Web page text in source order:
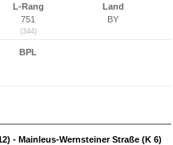
L-Rang
751
(344)
Land
BY
BPL
- Mainleus-Wernsteiner Straße (K 6)